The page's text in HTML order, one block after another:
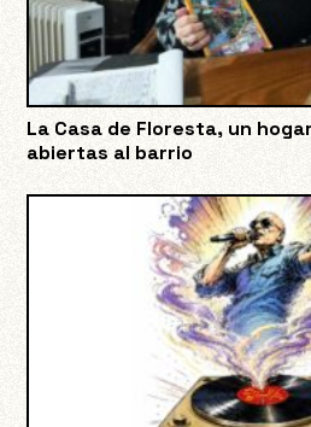
La Casa de Floresta, un
abiertas al barrio